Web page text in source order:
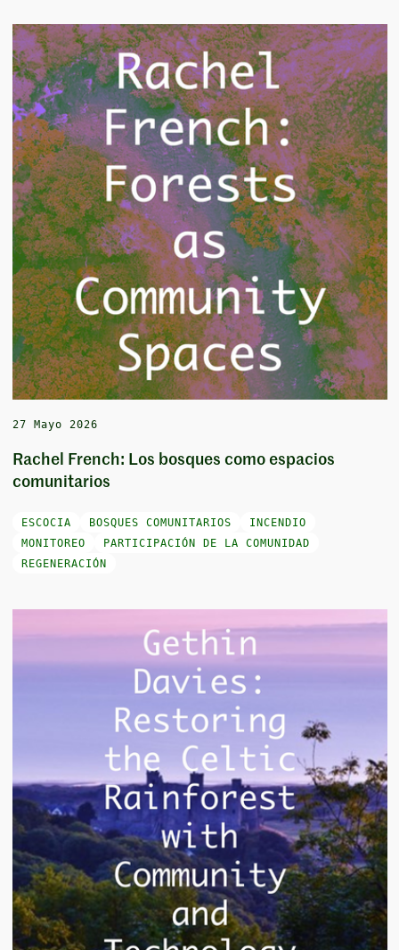
27 Mayo 2026
Rachel French: Los bosques como espacios
comunitarios
ESCOCIA BOSQUES COMUNITARIOS
INCENDIO
MONITOREO
PARTICIPACIÓN DE LA COMUNIDAD
REGENERACIÓN